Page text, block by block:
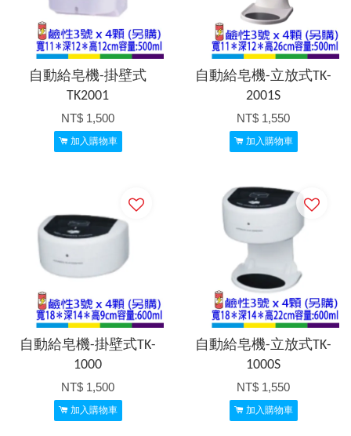
自動給皂機-掛壁式
TK2001
NT$ 1,500
加入購物車
自動給皂機-立放式TK-
2001S
NT$ 1,550
加入購物車
自動給皂機-掛壁式TK-
1000
NT$ 1,500
加入購物車
自動給皂機-立放式TK-
1000S
NT$ 1,550
加入購物車